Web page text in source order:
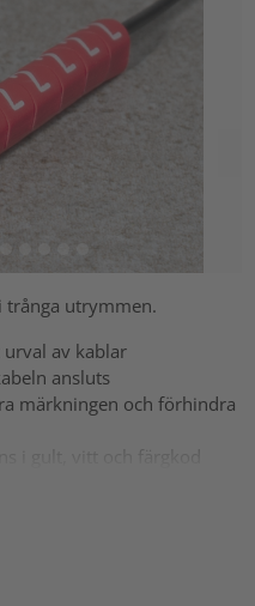
trånga utrymmen.
av kablar
ansluts
märkningen och förhindra
i gult, vitt och färgkod